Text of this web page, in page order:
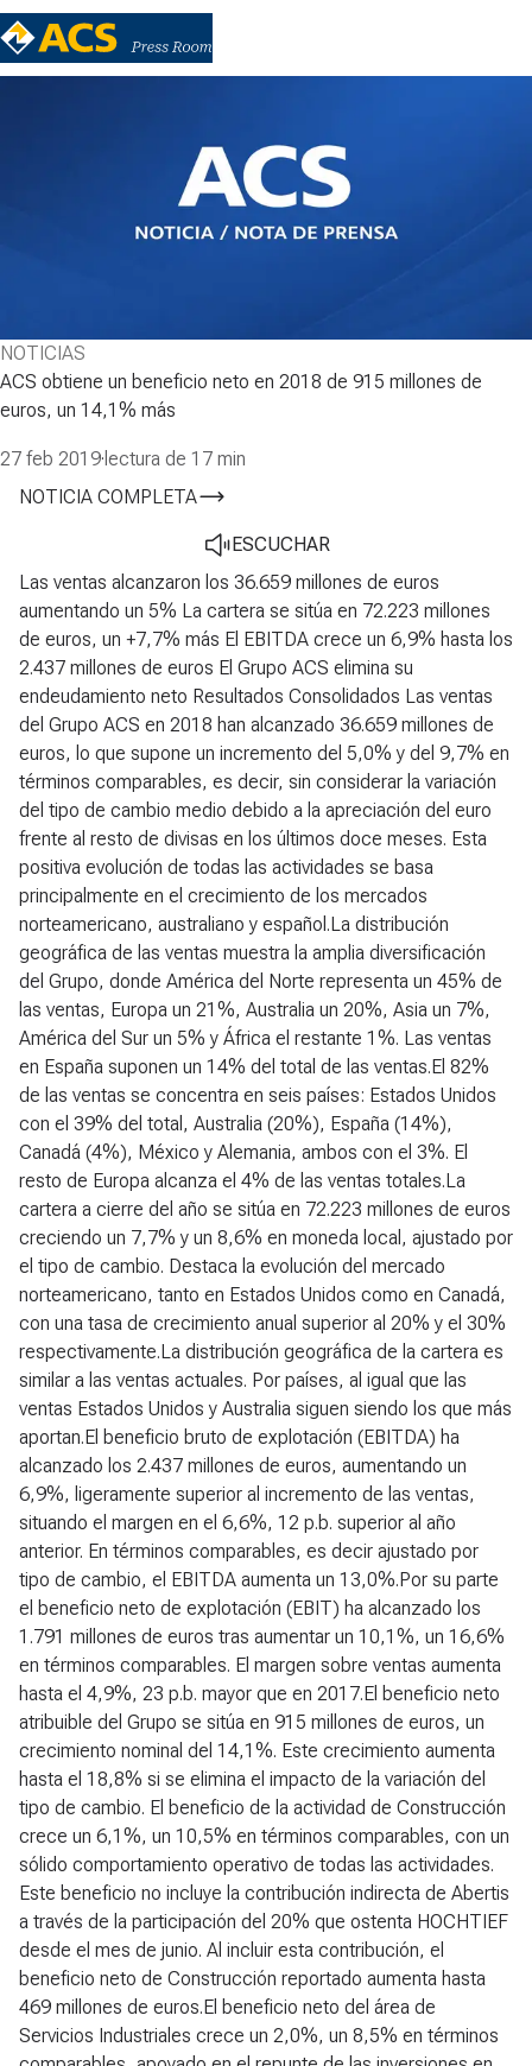
NOTICIAS
ACS obtiene un beneficio neto en 2018 de 915 millones de
euros, un 14,1% más
27 feb 2019· lectura de 17 min
NOTICIA COMPLETA
ESCUCHAR
Las ventas alcanzaron los 36.659 millones de euros
aumentando un 5% La cartera se sitúa en 72.223 millones
de euros, un +7,7% más El EBITDA crece un 6,9% hasta los
2.437 millones de euros El Grupo ACS elimina su
endeudamiento neto Resultados Consolidados Las ventas
del Grupo ACS en 2018 han alcanzado 36.659 millones de
euros, lo que supone un incremento del 5,0% y del 9,7% en
términos comparables, es decir, sin considerar la variación
del tipo de cambio medio debido a la apreciación del euro
frente al resto de divisas en los últimos doce meses. Esta
positiva evolución de todas las actividades se basa
principalmente en el crecimiento de los mercados
norteamericano, australiano y español.La distribución
geográfica de las ventas muestra la amplia diversificación
del Grupo, donde América del Norte representa un 45% de
las ventas, Europa un 21%, Australia un 20%, Asia un 7%,
América del Sur un 5% y África el restante 1%. Las ventas
en España suponen un 14% del total de las ventas.El 82%
de las ventas se concentra en seis países: Estados Unidos
con el 39% del total, Australia (20%), España (14%),
Canadá (4%), México y Alemania, ambos con el 3%. El
resto de Europa alcanza el 4% de las ventas totales.La
cartera a cierre del año se sitúa en 72.223 millones de euros
creciendo un 7,7% y un 8,6% en moneda local, ajustado por
el tipo de cambio. Destaca la evolución del mercado
norteamericano, tanto en Estados Unidos como en Canadá,
con una tasa de crecimiento anual superior al 20% y el 30%
respectivamente.La distribución geográfica de la cartera es
similar a las ventas actuales. Por países, al igual que las
ventas Estados Unidos y Australia siguen siendo los que más
aportan.El beneficio bruto de explotación (EBITDA) ha
alcanzado los 2.437 millones de euros, aumentando un
6,9%, ligeramente superior al incremento de las ventas,
situando el margen en el 6,6%, 12 p.b. superior al año
anterior. En términos comparables, es decir ajustado por
tipo de cambio, el EBITDA aumenta un 13,0%.Por su parte
el beneficio neto de explotación (EBIT) ha alcanzado los
1.791 millones de euros tras aumentar un 10,1%, un 16,6%
en términos comparables. El margen sobre ventas aumenta
hasta el 4,9%, 23 p.b. mayor que en 2017.El beneficio neto
atribuible del Grupo se sitúa en 915 millones de euros, un
crecimiento nominal del 14,1%. Este crecimiento aumenta
hasta el 18,8% si se elimina el impacto de la variación del
tipo de cambio. El beneficio de la actividad de Construcción
crece un 6,1%, un 10,5% en términos comparables, con un
sólido comportamiento operativo de todas las actividades.
Este beneficio no incluye la contribución indirecta de Abertis
a través de la participación del 20% que ostenta HOCHTIEF
desde el mes de junio. Al incluir esta contribución, el
beneficio neto de Construcción reportado aumenta hasta
469 millones de euros.El beneficio neto del área de
Servicios Industriales crece un 2,0%, un 8,5% en términos